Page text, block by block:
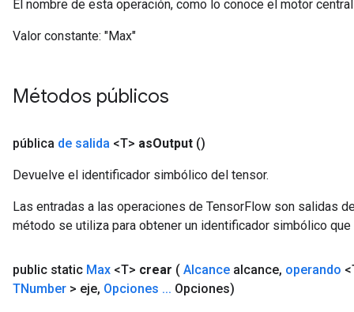
El nombre de esta operación, como lo conoce el motor
Valor constante: "Max"
Métodos públicos
pública de salida <T> asOutput ()
Devuelve el identificador simbólico del tensor.
Las entradas a las operaciones de TensorFlow son salidas
método se utiliza para obtener un identificador simbólico
public static Max <T> crear ( Alcance alcance, operando
TNumber > eje, Opciones ... Opciones)